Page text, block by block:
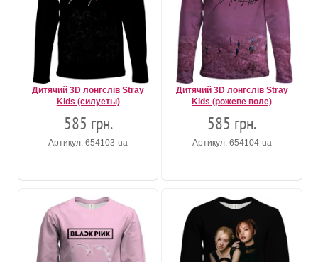
Дитячий 3D лонгслів Stray
Kids (силуеты)
585 грн.
Артикул: 654103-ua
Дитячий 3D лонгслів Stray
Kids (рожеве поле)
585 грн.
Артикул: 654104-ua